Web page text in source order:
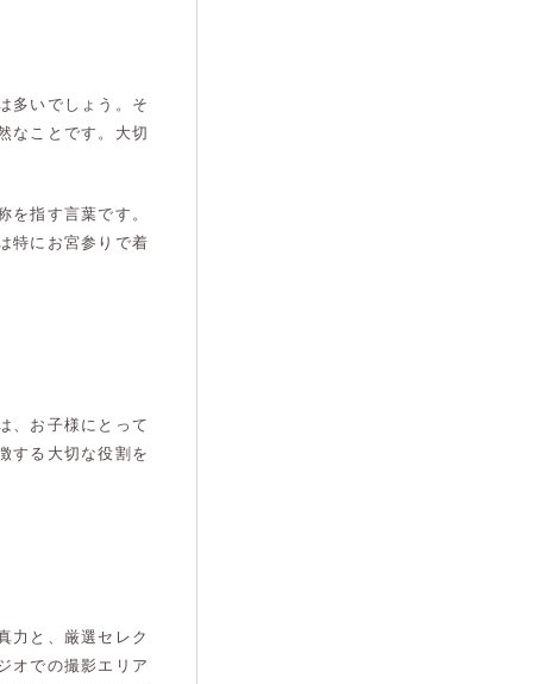
多いでしょう。そ
なことです。大切
を指す言葉です。
特にお宮参りで着
、お子様にとって
する大切な役割を
力と、厳選セレク
オでの撮影エリア